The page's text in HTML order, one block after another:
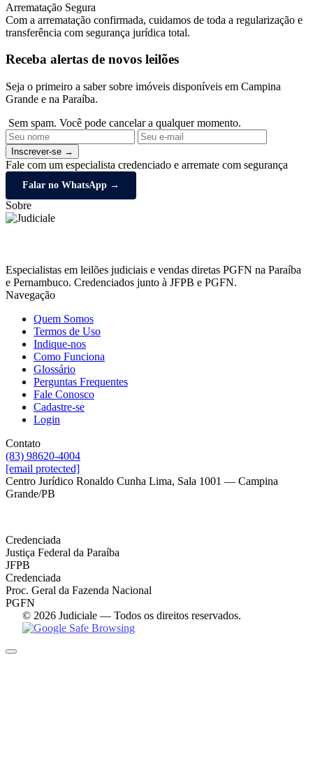
Arrematação Segura
Com a arrematação confirmada, cuidamos de toda a regularização e
transferência com segurança jurídica total.
Receba alertas de novos leilões
Seja o primeiro a saber sobre imóveis disponíveis em Campina
Grande e na Paraíba.
Sem spam. Você pode cancelar a qualquer momento.
Inscrever-se →
Fale com um especialista credenciado e arremate com segurança
Falar no WhatsApp →
Sobre
Especialistas em leilões judiciais e vendas diretas PGFN na Paraíba
e Pernambuco. Credenciados junto à JFPB e PGFN.
Navegação
Quem Somos
Termos de Uso
Indique-nos
Como Funciona
Glossário
Perguntas Frequentes
Fale Conosco
Cadastre-se
Login
Contato
(83) 98620-4004
[email protected]
Centro Jurídico Ronaldo Cunha Lima, Sala 1001 — Campina
Grande/PB
Credenciada
Justiça Federal da Paraíba
JFPB
Credenciada
Proc. Geral da Fazenda Nacional
PGFN
© 2026 Judiciale — Todos os direitos reservados.